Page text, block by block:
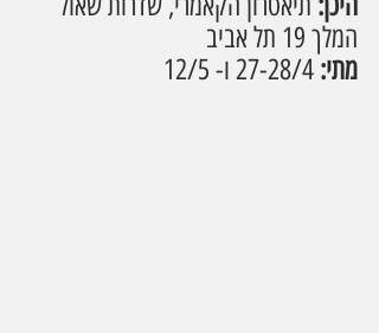
המלך 19 תל אביב
מתי: 27-28/4 ו- 12/5